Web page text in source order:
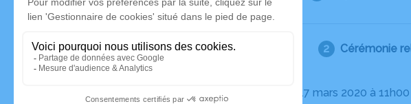
Cérémonie
Le mardi 17 mars 2020 à 11h00